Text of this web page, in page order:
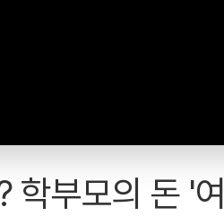
학부모의 돈 '